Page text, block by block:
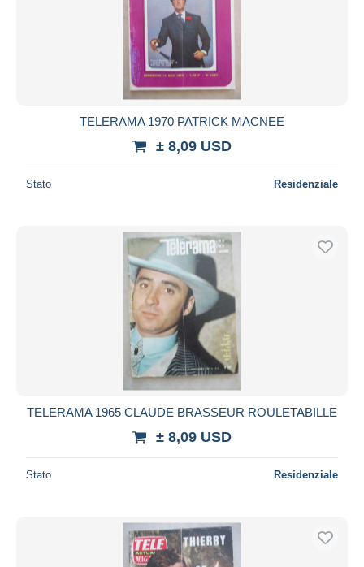
TELERAMA 1970 PATRICK MACNEE
± 8,09 USD
Stato Residenziale
TELERAMA 1965 CLAUDE BRASSEUR ROULETABILLE
± 8,09 USD
Stato Residenziale